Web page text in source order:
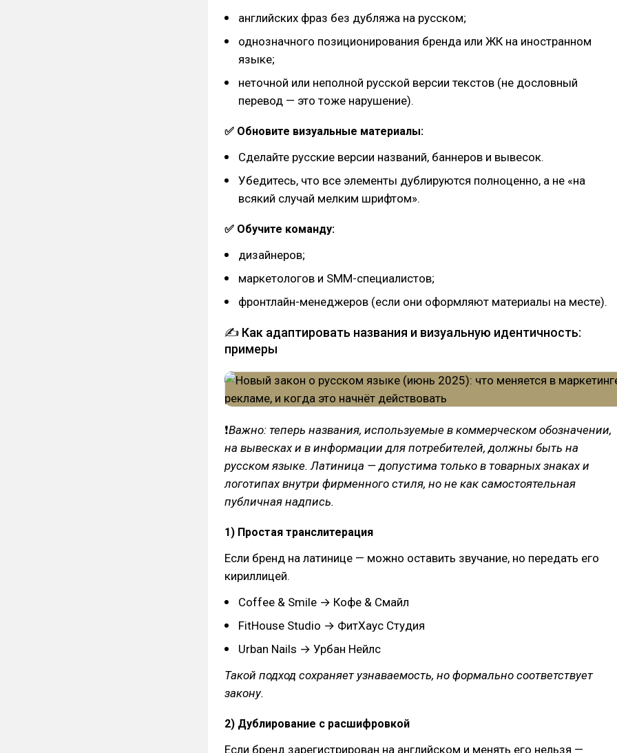
английских фраз без дубляжа на русском;
однозначного позиционирования бренда или ЖК на иностранном
языке;
неточной или неполной русской версии текстов (не дословный
перевод — это тоже нарушение).
✅ Обновите визуальные материалы:
Сделайте русские версии названий, баннеров и вывесок.
Убедитесь, что все элементы дублируются полноценно, а не «на
всякий случай мелким шрифтом».
✅ Обучите команду:
дизайнеров;
маркетологов и SMM-специалистов;
фронтлайн-менеджеров (если они оформляют материалы на месте).
✍ Как адаптировать названия и визуальную идентичность:
примеры
❗Важно: теперь названия, используемые в коммерческом обозначении,
на вывесках и в информации для потребителей, должны быть на
русском языке. Латиница — допустима только в товарных знаках и
логотипах внутри фирменного стиля, но не как самостоятельная
публичная надпись.
1) Простая транслитерация
Если бренд на латинице — можно оставить звучание, но передать его
кириллицей.
Coffee & Smile → Кофе & Смайл
FitHouse Studio → ФитХаус Студия
Urban Nails → Урбан Нейлс
Такой подход сохраняет узнаваемость, но формально соответствует
закону.
2) Дублирование с расшифровкой
Если бренд зарегистрирован на английском и менять его нельзя —